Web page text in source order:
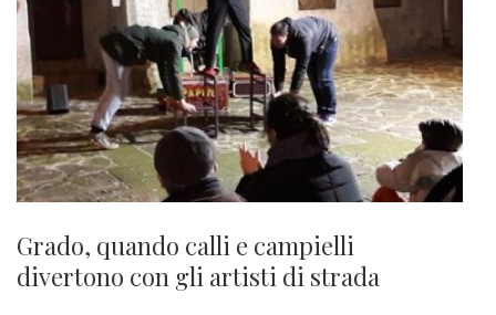
Grado, quando calli e campielli
divertono con gli artisti di strada